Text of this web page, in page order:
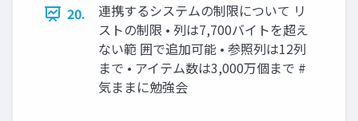
20.
連携するシステムの制限について リ
ストの制限 • 列は7,700バイトを超え
ない範 囲で追加可能 • 参照列は12列
まで • アイテム数は3,000万個まで #
気ままに勉強会